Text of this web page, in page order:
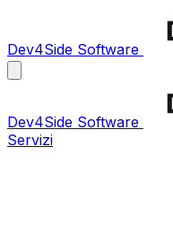
Dev4Side Software
Dev4Side Software
Servizi